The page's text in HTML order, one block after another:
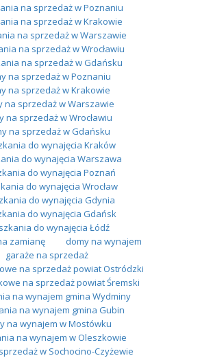
na sprzedaż w Poznaniu
na sprzedaż w Krakowie
na sprzedaż w Warszawie
na sprzedaż w Wrocławiu
na sprzedaż w Gdańsku
na sprzedaż w Poznaniu
na sprzedaż w Krakowie
na sprzedaż w Warszawie
na sprzedaż w Wrocławiu
na sprzedaż w Gdańsku
do wynajęcia Kraków
do wynajęcia Warszawa
do wynajęcia Poznań
do wynajęcia Wrocław
do wynajęcia Gdynia
do wynajęcia Gdańsk
do wynajęcia Łódź
zamianę
domy na wynajem
garaże na sprzedaż
na sprzedaż powiat Ostródzki
na sprzedaż powiat Śremski
na wynajem gmina Wydminy
na wynajem gmina Gubin
na wynajem w Mostówku
na wynajem w Oleszkowie
w Sochocino-Czyżewie